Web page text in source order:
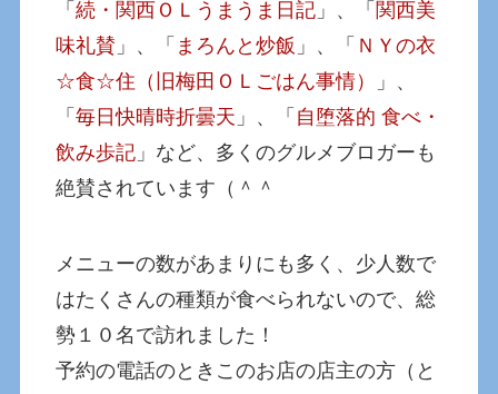
「続・関西ＯＬうまうま日記 」、「 関西美
味礼賛 」、「 まろんと炒飯 」、「 ＮＹの衣
☆食☆住（旧梅田ＯＬごはん事情）
」、
「毎日快晴時折曇天 」、「 自堕落的 食べ・
飲み歩記 」など、多くのグルメブロガーも
絶賛されています（＾＾
メニューの数があまりにも多く、少人数で
はたくさんの種類が食べられないので、総
勢１０名で訪れました！
予約の電話のときこのお店の店主の方（と